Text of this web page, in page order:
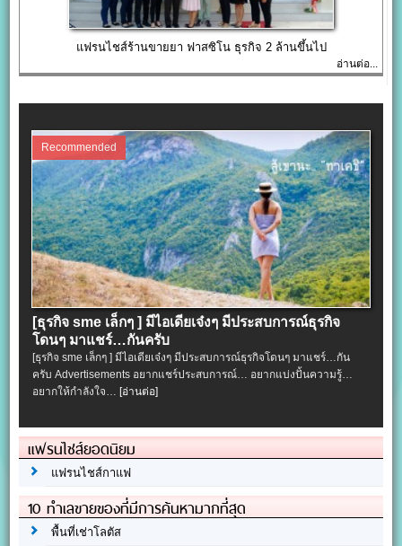
แฟรนไชส์ร้านขายยา ฟาสซิโน ธุรกิจ 2 ล้านขึ้นไป
อ่านต่อ...
Recommended
[ธุรกิจ sme เล็กๆ ] มีไอเดียเจ๋งๆ มีประสบการณ์ธุรกิจ
โดนๆ มาแชร์…กันครับ
[ธุรกิจ sme เล็กๆ ] มีไอเดียเจ๋งๆ มีประสบการณ์ธุรกิจโดนๆ มาแชร์…กัน
ครับ Advertisements อยากแชร์ประสบการณ์… อยากแบ่งปั้นความรู้…
อยากให้กำลังใจ…[อ่านต่อ]
แฟรนไชส์ยอดนิยม
แฟรนไชส์กาแฟ
10 ทำเลขายของที่มีการค้นหามากที่สุด
พื้นที่เช่าโลตัส